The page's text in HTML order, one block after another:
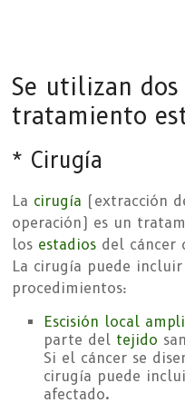
Se utilizan
tratamiento
* Cirugía
La cirugía (extracción
operación) es un
los estadios del cáncer
La cirugía puede
procedimientos:
Escisión local
parte del tejido
Si el cáncer se
cirugía puede
afectado.